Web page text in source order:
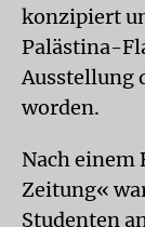
konzipiert
Palästina-
Ausstellung
worden.
Nach einem
Zeitung«
Studenten